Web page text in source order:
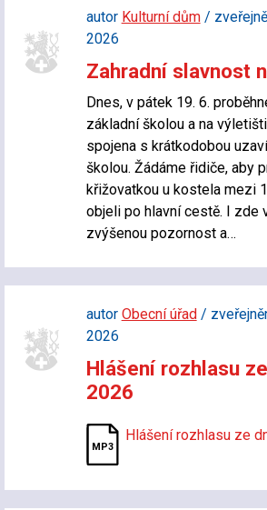
autor Kulturní dům/
2026
Zahradní slavnost
Dnes, v pátek 19. 6.
základní školou a na
spojena s krátkodobou
školou. Žádáme řidiče, aby
křižovatkou u kostela mezi
objeli po hlavní cestě. I zde
zvýšenou pozornost a…
autor Obecní úřad/
2026
Hlášení rozhlasu
2026
Hlášení rozhlasu ze